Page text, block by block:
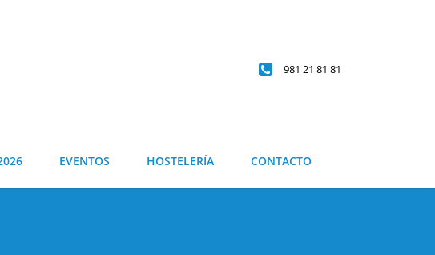
981 21 81 81
EVENTOS HOSTELERÍA CONTACTO